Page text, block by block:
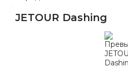
JETOUR Dashing